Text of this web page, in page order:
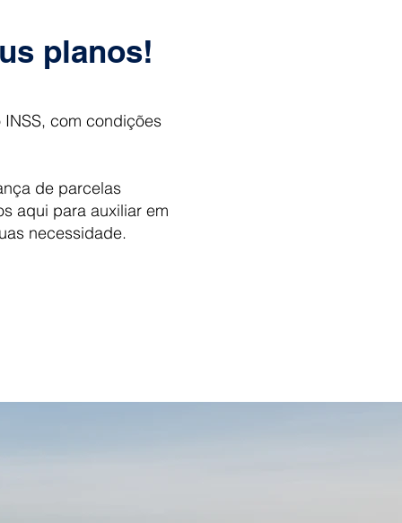
planos!
com condições
de parcelas
aqui para auxiliar em
necessidade.